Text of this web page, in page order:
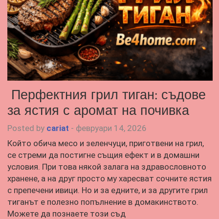
Перфектния грил тиган: съдове
за ястия с аромат на почивка
Posted by cariat - февруари 14, 2026
Който обича месо и зеленчуци, приготвени на грил,
се стреми да постигне същия ефект и в домашни
условия. При това някой залага на здравословното
хранене, а на друг просто му харесват сочните ястия
с препечени ивици. Но и за едните, и за другите грил
тиганът е полезно попълнение в домакинството.
Можете да познаете този съд